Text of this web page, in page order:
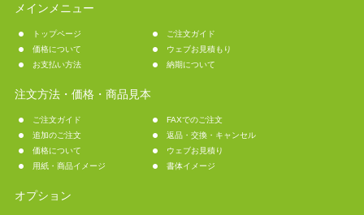
メインメニュー
トップページ
ご注文ガイド
価格について
ウェブお見積もり
お支払い方法
納期について
注文方法・価格・商品見本
ご注文ガイド
FAXでのご注文
追加のご注文
返品・交換・キャンセル
価格について
ウェブお見積り
用紙・商品イメージ
書体イメージ
オプション